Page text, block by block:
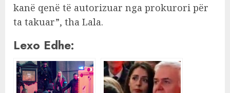
kanë qenë të autorizuar nga prokurori për
ta takuar”, tha Lala.
Lexo Edhe: